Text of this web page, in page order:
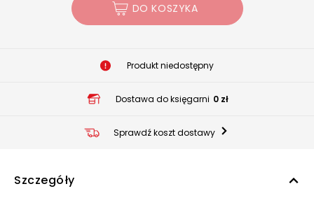
DO KOSZYKA
Produkt niedostępny
Dostawa do księgarni 0 zł
Sprawdź koszt dostawy
Szczegóły